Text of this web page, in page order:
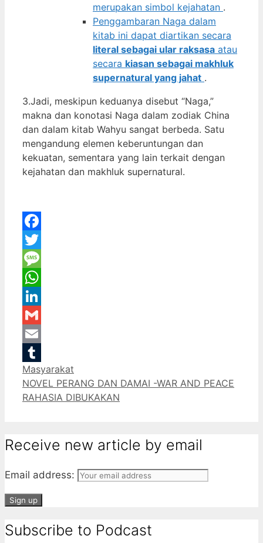
merupakan simbol kejahatan .
Penggambaran Naga dalam
kitab ini dapat diartikan secara
literal sebagai ular raksasa atau
secara kiasan sebagai makhluk
supernatural yang jahat .
3.Jadi, meskipun keduanya disebut “Naga,”
makna dan konotasi Naga dalam zodiak China
dan dalam kitab Wahyu sangat berbeda. Satu
mengandung elemen keberuntungan dan
kekuatan, sementara yang lain terkait dengan
kejahatan dan makhluk supernatural.
Facebook
Twitter
Message
WhatsApp
LinkedIn
Gmail
Email
Tumblr
Categories
Masyarakat
NOVEL PERANG DAN DAMAI -WAR AND PEACE
RAHASIA DIBUKAKAN
Receive new article by email
Email address:
Subscribe to Podcast